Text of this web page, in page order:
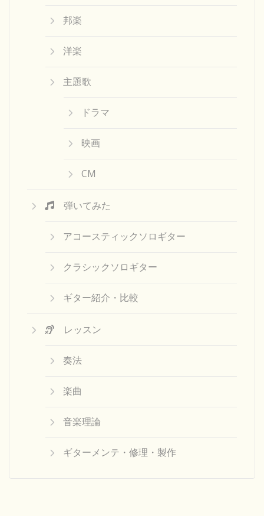
邦楽
洋楽
主題歌
ドラマ
映画
CM
弾いてみた
アコースティックソロギター
クラシックソロギター
ギター紹介・比較
レッスン
奏法
楽曲
音楽理論
ギターメンテ・修理・製作